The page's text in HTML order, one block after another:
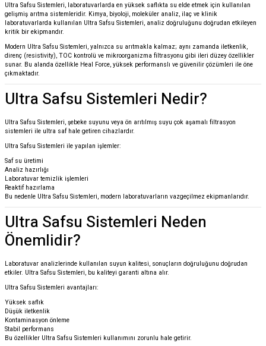
Ultra Safsu Sistemleri, laboratuvarlarda en yüksek saflıkta su elde etmek için kullanılan
gelişmiş arıtma sistemleridir. Kimya, biyoloji, moleküler analiz, ilaç ve klinik
laboratuvarlarda kullanılan Ultra Safsu Sistemleri, analiz doğruluğunu doğrudan etkileyen
kritik bir ekipmandır.
Modern Ultra Safsu Sistemleri, yalnızca su arıtmakla kalmaz; aynı zamanda iletkenlik,
direnç (resistivity), TOC kontrolü ve mikroorganizma filtrasyonu gibi ileri düzey özellikler
sunar. Bu alanda özellikle Heal Force, yüksek performanslı ve güvenilir çözümleri ile öne
çıkmaktadır.
Ultra Safsu Sistemleri Nedir?
Ultra Safsu Sistemleri, şebeke suyunu veya ön arıtılmış suyu çok aşamalı filtrasyon
sistemleri ile ultra saf hale getiren cihazlardır.
Ultra Safsu Sistemleri ile yapılan işlemler:
Saf su üretimi
Analiz hazırlığı
Laboratuvar temizlik işlemleri
Reaktif hazırlama
Bu nedenle Ultra Safsu Sistemleri, modern laboratuvarların vazgeçilmez ekipmanlarıdır.
Ultra Safsu Sistemleri Neden
Önemlidir?
Laboratuvar analizlerinde kullanılan suyun kalitesi, sonuçların doğruluğunu doğrudan
etkiler. Ultra Safsu Sistemleri, bu kaliteyi garanti altına alır.
Ultra Safsu Sistemleri avantajları:
Yüksek saflık
Düşük iletkenlik
Kontaminasyon önleme
Stabil performans
Bu özellikler Ultra Safsu Sistemleri kullanımını zorunlu hale getirir.